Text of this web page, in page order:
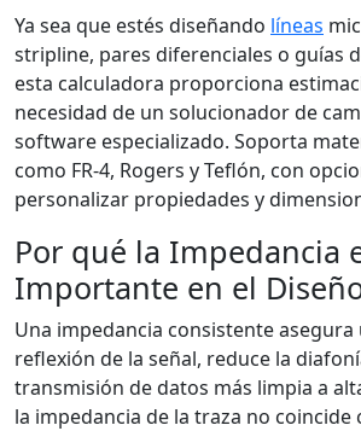
Ya sea que estés diseñando líneas
stripline, pares diferenciales o guías
esta calculadora proporciona
necesidad de un solucionador de
software especializado. Soporta
como FR-4, Rogers y Teflón, con
personalizar propiedades y
Por qué la Impedancia
Importante en el
Una impedancia consistente asegura
reflexión de la señal, reduce la
transmisión de datos más limpia a
la impedancia de la traza no coincide